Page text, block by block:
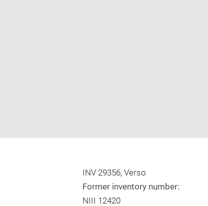
INV 29356, Verso
Former inventory number:
NIII 12420